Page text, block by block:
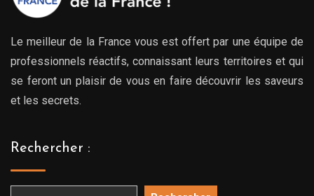
Le meilleur de la France vous est offert par une équipe de
professionnels réactifs, connaissant leurs territoires et qui
se feront un plaisir de vous en faire découvrir les saveurs
et les secrets.
Rechercher :